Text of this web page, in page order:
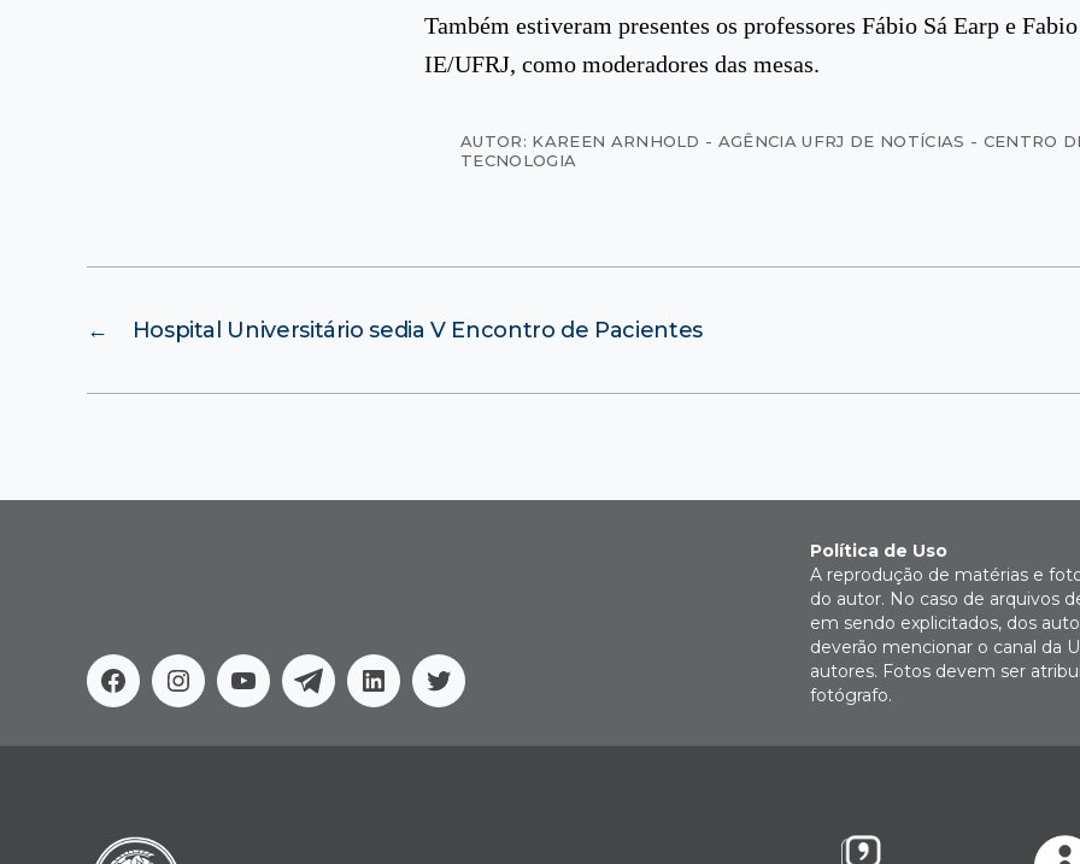
Também estiveram presentes os professores Fábio Sá Earp e
IE/UFRJ, como moderadores das mesas.
AUTOR: KAREEN ARNHOLD - AGÊNCIA UFRJ DE NOTÍCIAS - CENTRO
TECNOLOGIA
← Hospital Universitário sedia V Encontro de Pacientes
FacebookInstagram
YoutubeTelegramLinkedinTwitter
Política de Uso
A reprodução de matérias e
do autor. No caso de arquivos
em sendo explicitados, dos
deverão mencionar o canal da
autores. Fotos devem ser
fotógrafo.